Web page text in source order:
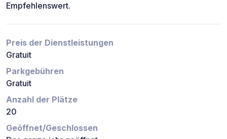
Empfehlenswert.
Preis der Dienstleistungen
Gratuit
Parkgebühren
Gratuit
Anzahl der Plätze
20
Geöffnet/Geschlossen